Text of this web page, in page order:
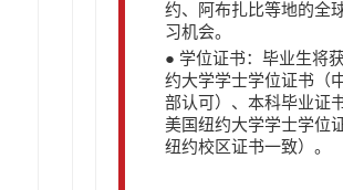
约、阿布扎比等地的全
习机会。
● 学位证书：毕业生将
约大学学士学位证书（
部认可）、本科毕业证
美国纽约大学学士学位
纽约校区证书一致）。